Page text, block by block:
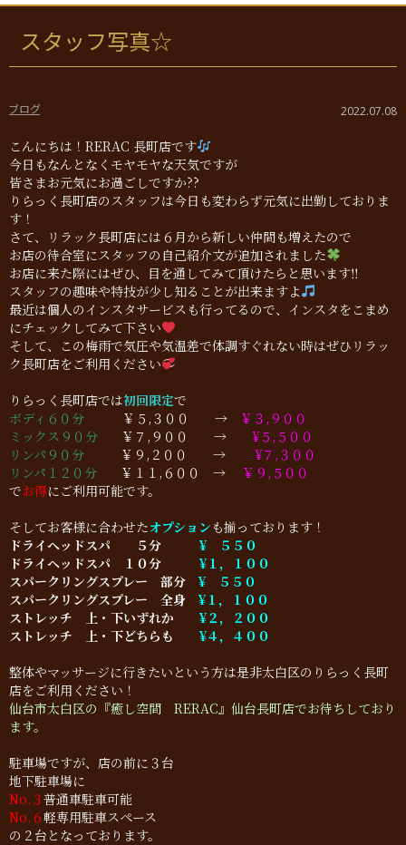
スタッフ写真☆
ブログ 2022.07.08
こんにちは！RERAC 長町店です
今日もなんとなくモヤモヤな天気ですが
皆さまお元気にお過ごしですか??
りらっく長町店のスタッフは今日も変わらず元気に出勤しておりま
す！
さて、リラック長町店には６月から新しい仲間も増えたので
お店の待合室にスタッフの自己紹介文が追加されました
お店に来た際にはぜひ、目を通してみて頂けたらと思います‼
スタッフの趣味や特技が少し知ることが出来ますよ
最近は個人のインスタサービスも行ってるので、インスタをこまめ
にチェックしてみて下さい
そして、この梅雨で気圧や気温差で体調すぐれない時はぜひリラッ
ク長町店をご利用ください
りらっく長町店では初回限定で
ボディ６０分 ￥５,３００ → ￥３,９００
ミックス９０分
￥７,９００ →
¥５,５００
リンパ９０分 ￥９,２００ →
¥７,３００
リンパ１２０分 ￥１１,６００ →
￥９,５００
でお得にご利用可能です。
そしてお客様に合わせたオプション も揃っております！
ドライヘッドスパ ５分 ¥ ５５０
ドライヘッドスパ １０分 ¥１，１００
スパークリングスプレー 部分 ¥ ５５０
スパークリングスプレー 全身 ¥１，１００
ストレッチ 上・下いずれか ¥２，２００
ストレッチ 上・下どちらも ¥４，４００
整体やマッサージに行きたいという方は是非太白区のりらっく長町
店をご利用ください！
仙台市太白区の『癒し空間 RERAC』仙台長町店でお待ちしており
ます。
駐車場ですが、店の前に３台
地下駐車場に
No.３普通車駐車可能
No.６軽専用駐車スペース
の２台となっております。